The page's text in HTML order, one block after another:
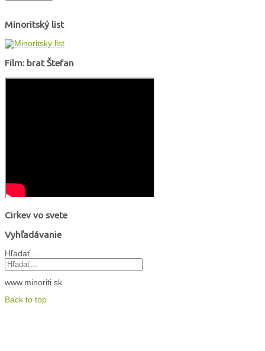
Minoritský list
Film: brat Štefan
Cirkev vo svete
Vyhľadávanie
Hľadať...
www.minoriti.sk
Back to top